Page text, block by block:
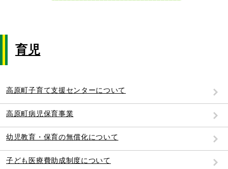
育児
高原町子育て支援センターについて
高原町病児保育事業
幼児教育・保育の無償化について
子ども医療費助成制度について